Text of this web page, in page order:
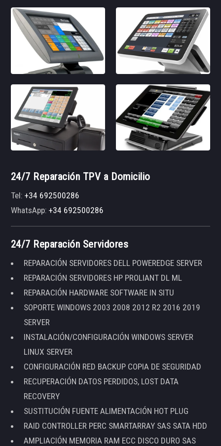
24/7 Reparación TPV a Domicilio
Tel:+34 692500286
WhatsApp:+34 692500286
24/7 Reparación Servidores
REPARACIÓN SERVIDORES DELL POWEREDGE SERVER
REPARACIÓN SERVIDORES HP PROLIANT DL ML
REPARACIÓN HARDWARE SOFTWARE IN SITU
SOPORTE WINDOWS 2003 2008 2012 R2 2016 2019
SERVER
INSTALACIÓN/CONFIGURACIÓN WINDOWS SERVER
LINUX SERVER
CONFIGURACIÓN RED BACKUP COPIA DE SEGURIDAD
RECUPERACIÓN DATOS PERDIDOS, LOST DATA
RECOVERY
SUSTITUCIÓN FUENTE ALIMENTACIÓN HOT PLUG
RAID CONTROLLER PERC SMARTARRAY SAS SATA HDD
AMPLIACIÓN MEMORIA RAM ECC DISCO DURO SAS